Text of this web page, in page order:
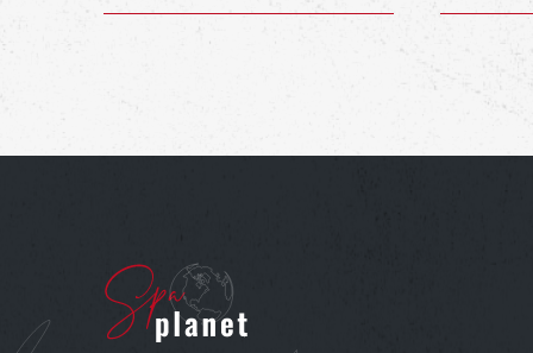
Możesz być pewien jakości wody w swoim jacuzzi,
wbudowany inteligentny analizator, który mierzy
– temperaturę, pH oraz ilość sanitizera i jego zawartość.
Care zapewnia wysoce skuteczne oczyszczanie wody
zniszczenie bakterii i zarazków w wodzie. Wanny z